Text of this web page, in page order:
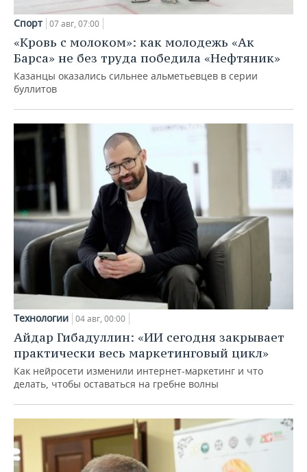
Спорт 07 авг, 07:00
«Кровь с молоком»: как молодежь «Ак
Барса» не без труда победила «Нефтяник»
Казанцы оказались сильнее альметьевцев в серии
буллитов
Технологии 04 авг, 00:00
Айдар Гибадуллин: «ИИ сегодня закрывает
практически весь маркетинговый цикл»
Как нейросети изменили интернет-маркетинг и что
делать, чтобы оставаться на гребне волны